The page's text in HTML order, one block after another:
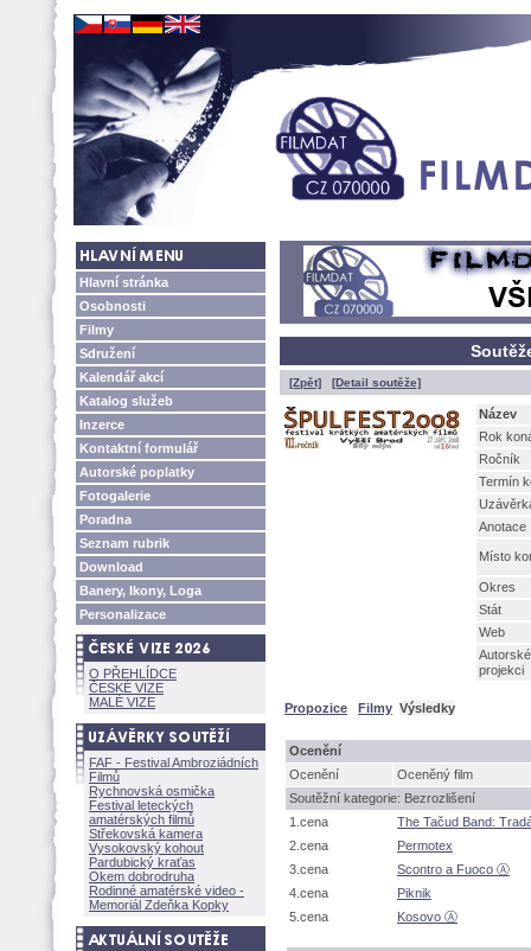
Hlavní stránka
Osobnosti
Filmy
Sdružení
Kalendář akcí
Katalog služeb
Inzerce
Kontaktní formulář
Autorské poplatky
Fotogalerie
Poradna
Seznam rubrik
Download
Banery, Ikony, Loga
Personalizace
O PŘEHLÍDCE
ČESKÉ VIZE
MALÉ VIZE
FAF - Festival Ambroziádních
Filmů
Rychnovská osmička
Festival leteckých
amatérských filmů
Střekovská kamera
Vysokovský kohout
Pardubický kraťas
Okem dobrodruha
Rodinné amatérské video -
Memoriál Zdeňka Kopky
[Zpět] [Detail soutěže]
Název
Rok
Ročník
Termín
Anotace
Místo
Okres
Stát
Web
projekci
Propozice Filmy Výsledky
Ocenění
Ocenění
Oceněný film
Soutěžní kategorie: Bezrozlišení
1.cena
The Tačud Band:
2.cena
Permotex
3.cena
Scontro a Fuoco Ⓐ
4.cena
Piknik
5.cena
Kosovo Ⓐ